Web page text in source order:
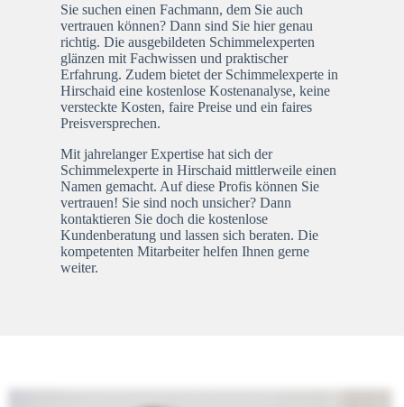
Sie suchen einen Fachmann, dem Sie auch
vertrauen können? Dann sind Sie hier genau
richtig. Die ausgebildeten Schimmelexperten
glänzen mit Fachwissen und praktischer
Erfahrung. Zudem bietet der Schimmelexperte in
Hirschaid eine kostenlose Kostenanalyse, keine
versteckte Kosten, faire Preise und ein faires
Preisversprechen.
Mit jahrelanger Expertise hat sich der
Schimmelexperte in Hirschaid mittlerweile einen
Namen gemacht. Auf diese Profis können Sie
vertrauen! Sie sind noch unsicher? Dann
kontaktieren Sie doch die kostenlose
Kundenberatung und lassen sich beraten. Die
kompetenten Mitarbeiter helfen Ihnen gerne
weiter.